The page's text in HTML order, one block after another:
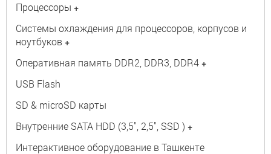
Процессоры +
Системы охлаждения для процессоров, корпусов и
ноутбуков +
Оперативная память DDR2, DDR3, DDR4 +
USB Flash
SD & microSD карты
Внутренние SATA HDD (3,5", 2,5", SSD ) +
Интерактивное оборудование в Ташкенте